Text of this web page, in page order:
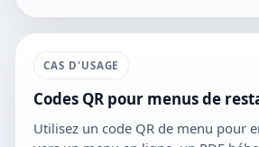
CAS D'USAGE
Codes QR pour menus de
Utilisez un code QR de menu pour